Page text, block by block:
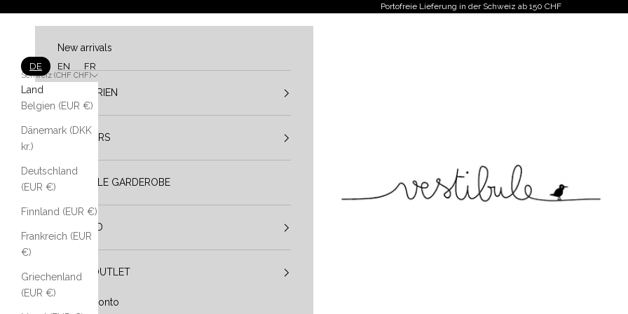
Portofreie Lieferung in der Schweiz ab 150 CHF
Schweiz (CHF CHF)
Land
Belgien (EUR €)
Dänemark (DKK
kr.)
Deutschland
(EUR €)
Finnland (EUR €)
Frankreich (EUR
€)
Griechenland
(EUR €)
New arrivals
KATEGORIEN
DESIGNERS
VESTIBULE GARDEROBE
IM TREND
SALE / OUTLET
Mein Konto
DE EN FR